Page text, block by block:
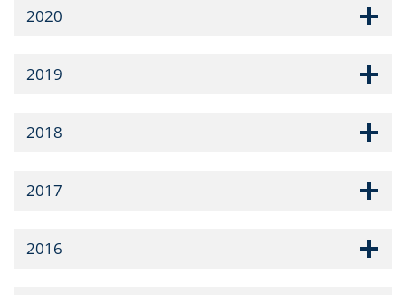
2020
2019
2018
2017
2016